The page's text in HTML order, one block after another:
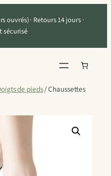
ouvrés) · Retours 14 jours ·
sécurisé
de pieds/ Chaussettes